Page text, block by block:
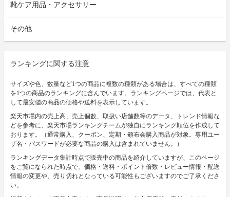
靴ケア用品・アクセサリー
その他
ランキングに関する注意
サイズや色、数量など1つの商品に複数の種類がある場合は、すべての種類
を1つの商品のランキングに含んでいます。ランキングページでは、代表と
して最安値の商品の価格や送料を表示しています。
楽天市場内の売上高、売上個数、取扱い店舗数等のデータ、トレンド情報な
どを参考に、楽天市場ランキングチームが独自にランキング順位を作成して
おります。（通常購入、クーポン、定期・頒布会購入商品が対象。専用ユー
ザ名・パスワードが必要な商品の購入は含まれていません。）
ランキングデータ集計時点で販売中の商品を紹介していますが、このページ
をご覧になられた時点で、価格・送料・ポイント倍数・レビュー情報・配送
情報の変更や、売り切れとなっている可能性もございますのでご了承くださ
い。